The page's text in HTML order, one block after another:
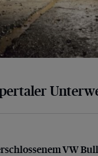
VW Bulli
VW